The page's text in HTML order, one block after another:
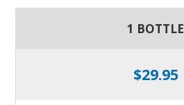
1 BOTTLE
$29.95